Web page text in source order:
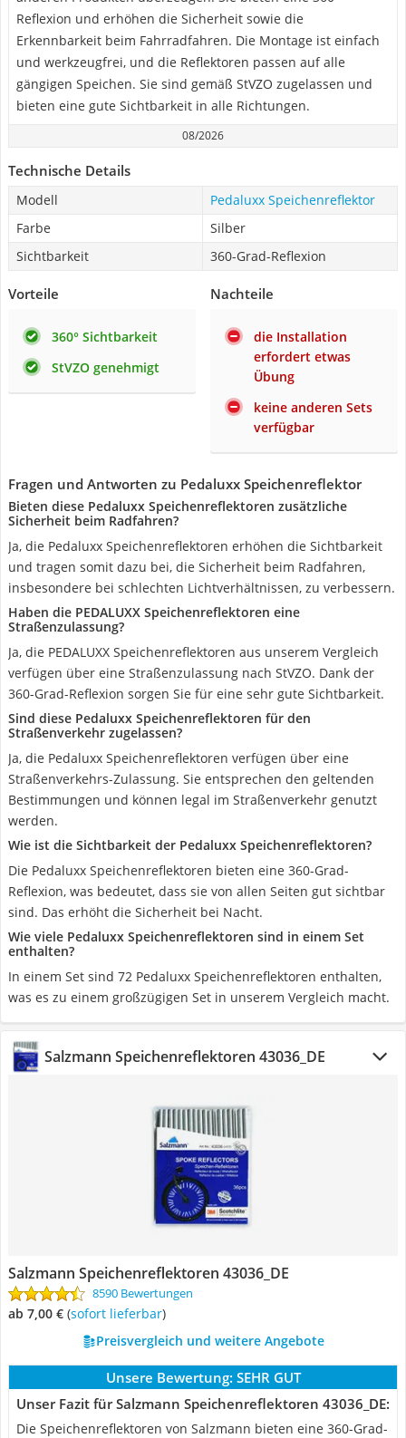
Reflexion und erhöhen die Sicherheit sowie die
Erkennbarkeit beim Fahrradfahren. Die Montage ist einfach
und werkzeugfrei, und die Reflektoren passen auf alle
gängigen Speichen. Sie sind gemäß StVZO zugelassen und
bieten eine gute Sichtbarkeit in alle Richtungen.
08/2026
Technische Details
Modell
Pedaluxx Speichenreflektor
Farbe
Silber
Sichtbarkeit
360-Grad-Reflexion
Vorteile
360° Sichtbarkeit
StVZO genehmigt
Nachteile
die Installation
erfordert etwas
Übung
keine anderen Sets
verfügbar
Fragen und Antworten zu Pedaluxx Speichenreflektor
Bieten diese Pedaluxx Speichenreflektoren zusätzliche
Sicherheit beim Radfahren?
Ja, die Pedaluxx Speichenreflektoren erhöhen die Sichtbarkeit
und tragen somit dazu bei, die Sicherheit beim Radfahren,
insbesondere bei schlechten Lichtverhältnissen, zu verbessern.
Haben die PEDALUXX Speichenreflektoren eine
Straßenzulassung?
Ja, die PEDALUXX Speichenreflektoren aus unserem Vergleich
verfügen über eine Straßenzulassung nach StVZO. Dank der
360-Grad-Reflexion sorgen Sie für eine sehr gute Sichtbarkeit.
Sind diese Pedaluxx Speichenreflektoren für den
Straßenverkehr zugelassen?
Ja, die Pedaluxx Speichenreflektoren verfügen über eine
Straßenverkehrs-Zulassung. Sie entsprechen den geltenden
Bestimmungen und können legal im Straßenverkehr genutzt
werden.
Wie ist die Sichtbarkeit der Pedaluxx Speichenreflektoren?
Die Pedaluxx Speichenreflektoren bieten eine 360-Grad-
Reflexion, was bedeutet, dass sie von allen Seiten gut sichtbar
sind. Das erhöht die Sicherheit bei Nacht.
Wie viele Pedaluxx Speichenreflektoren sind in einem Set
enthalten?
In einem Set sind 72 Pedaluxx Speichenreflektoren enthalten,
was es zu einem großzügigen Set in unserem Vergleich macht.
Salzmann Speichenreflektoren 43036_DE
Salzmann Speichenreflektoren 43036_DE
8590 Bewertungen
ab 7,00 € ( Sofort lieferbar)
Preisvergleich und weitere Angebote
Unsere Bewertung: SEHR GUT
Unser Fazit für Salzmann Speichenreflektoren 43036_DE:
Die Speichenreflektoren von Salzmann bieten eine 360-Grad-